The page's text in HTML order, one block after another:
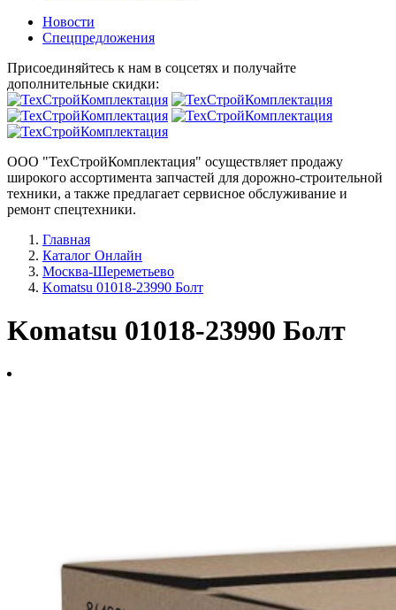
Новости
Спецпредложения
Присоединяйтесь к нам в соцсетях и получайте
дополнительные скидки:
ООО "ТехСтройКомплектация" осуществляет продажу
широкого ассортимента запчастей для дорожно-строительной
техники, а также предлагает сервисное обслуживание и
ремонт спецтехники.
Главная
Каталог Онлайн
Москва-Шереметьево
Komatsu 01018-23990 Болт
Komatsu 01018-23990 Болт